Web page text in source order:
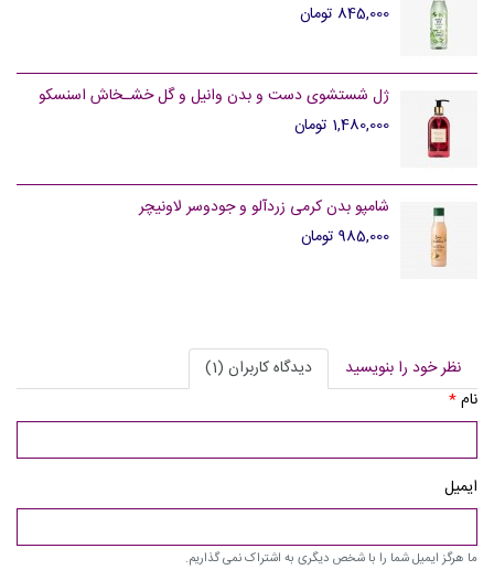
845,000 تومان
ژل شستشوی دست و بدن وانیل و گل خشـخاش اسنسکو
1,480,000 تومان
شامپو بدن کرمی زردآلو و جودوسر لاونیچر
985,000 تومان
نظر خود را بنویسید
دیدگاه کاربران (1)
نام*
ایمیل
ما هرگز ایمیل شما را با شخص دیگری به اشتراک نمی گذاریم.